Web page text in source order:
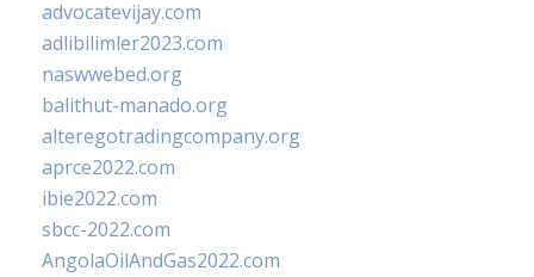
advocatevijay.com
adlibilimler2023.com
naswwebed.org
balithut-manado.org
alteregotradingcompany.org
aprce2022.com
ibie2022.com
sbcc-2022.com
AngolaOilAndGas2022.com